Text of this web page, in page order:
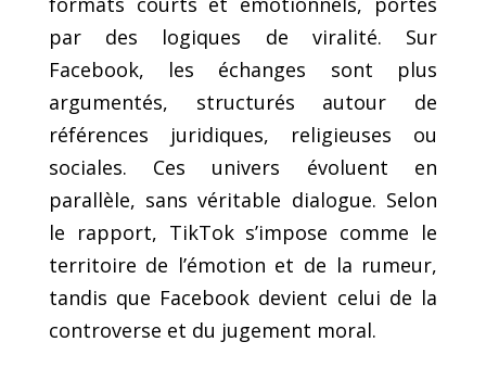
par des logiques de viralité. Sur
Facebook, les échanges sont plus
argumentés, structurés autour de
références juridiques, religieuses ou
sociales. Ces univers évoluent en
parallèle, sans véritable dialogue. Selon
le rapport, TikTok s’impose comme le
territoire de l’émotion et de la rumeur,
tandis que Facebook devient celui de la
controverse et du jugement moral.